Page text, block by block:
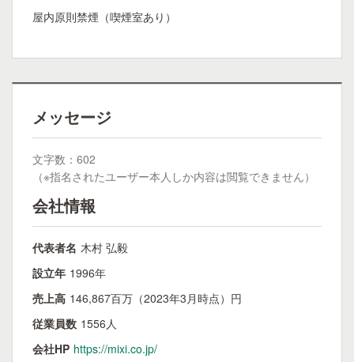
屋内原則禁煙（喫煙室あり）
メッセージ
文字数：602
（※指名されたユーザー本人しか内容は閲覧できません）
会社情報
代表者名 木村 弘毅
設立年 1996年
売上高 146,867百万（2023年3月時点）円
従業員数 1556人
会社HP https://mixi.co.jp/